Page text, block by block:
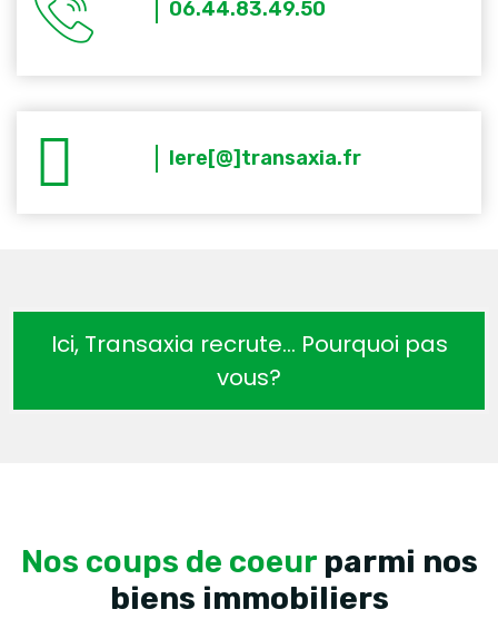
06.44.83.49.50
lere[@]transaxia.fr
Ici, Transaxia recrute… Pourquoi pas
vous?
Nos coups de coeur parmi nos
biens immobiliers